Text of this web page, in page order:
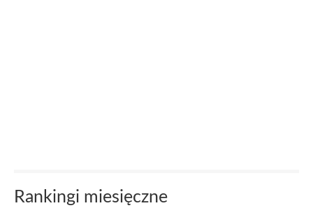
Rankingi miesięczne